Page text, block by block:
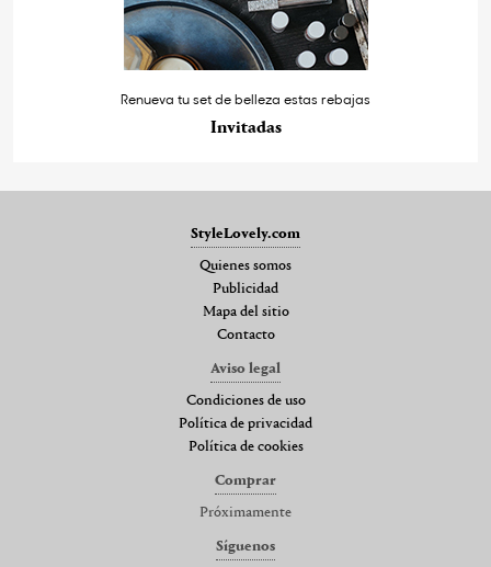
Renueva tu set de belleza estas rebajas
Invitadas
StyleLovely.com
Quienes somos
Publicidad
Mapa del sitio
Contacto
Aviso legal
Condiciones de uso
Política de privacidad
Política de cookies
Comprar
Próximamente
Síguenos